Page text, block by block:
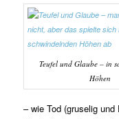
Teufel und Glaube – in
Höhen
– wie Tod (gruselig